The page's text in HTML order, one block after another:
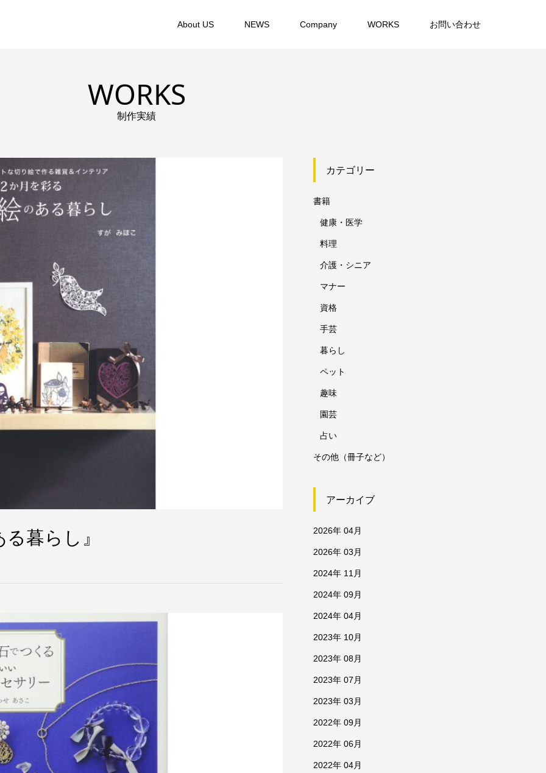
About US NEWS Company WORKS お問い合わせ
WORKS
制作実績
暮らし』
カテゴリー
書籍
健康・医学
料理
介護・シニア
マナー
資格
手芸
暮らし
ペット
趣味
園芸
占い
その他（冊子など）
アーカイブ
2026年 04月
2026年 03月
2024年 11月
2024年 09月
2024年 04月
2023年 10月
2023年 08月
2023年 07月
2023年 03月
2022年 09月
2022年 06月
2022年 04月